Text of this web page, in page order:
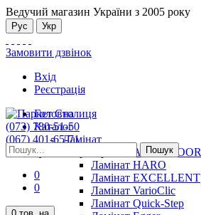
Ведучий магазин України з 2005 року
Рус Укр
Замовити дзвінок
Вхід
Реєстрація
(073) 780-51-50
(067) 401-65-71
Київ, вул. Лабораторна, 11
Пошук
0
0
Головна
Каталог
Ламінат
Ламінат ALSAFLOOR
Ламінат HARO
Ламінат EXCELLENT
Ламінат VarioClic
Ламінат Quick-Step